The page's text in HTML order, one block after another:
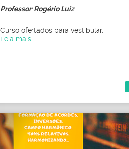
Professor: Rogério Luiz
Curso ofertados para vestibular.
Leia mais...